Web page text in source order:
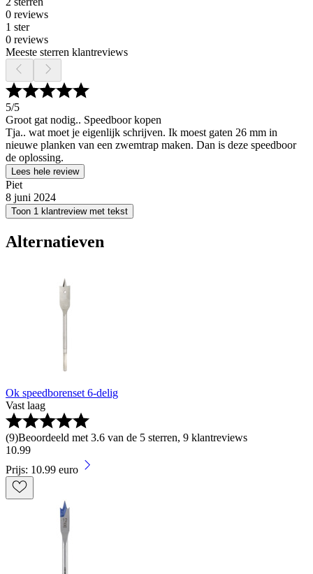
0 reviews
1 ster
0 reviews
Meeste sterren klantreviews
5/5
Groot gat nodig.. Speedboor kopen
Tja.. wat moet je eigenlijk schrijven. Ik moest gaten 26 mm in
nieuwe planken van een zwemtrap maken. Dan is deze speedboor
de oplossing.
Lees hele review
Piet
8 juni 2024
Toon 1 klantreview met tekst
Alternatieven
Ok speedborenset 6-delig
Vast laag
(9)Beoordeeld met 3.6 van de 5 sterren, 9 klantreviews
10.99
Prijs: 10.99 euro